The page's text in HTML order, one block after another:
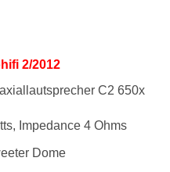
2/2012
C2 650x
Impedance 4 Ohms
Dome